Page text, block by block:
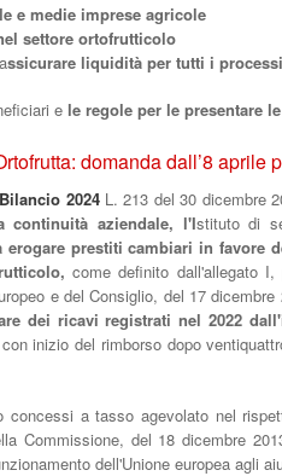
e medie imprese agricole
settore ortofrutticolo
ssicurare liquidità per tutti i
e le regole per le presentare
domanda dall’8 aprile
2024L. 213 del 30 dicembre
continuità aziendale, l'Istituto di
erogare prestiti cambiari in favore
come definito dall'allegato
e del Consiglio, del 17
dei ricavi registrati nel 2022
con inizio del rimborso dopo
concessi a tasso agevolato nel
Commissione, del 18 dicembre
dell'Unione europea agli